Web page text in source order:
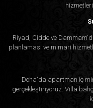
Riyad, Cidde ve
planlaması ve mimari
Doha'da apartman iç
gerçekleştiriyoruz. Villa